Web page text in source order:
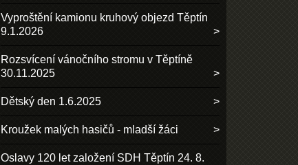
Vyproštění kamionu kruhový objezd Těptín
9.1.2026
Rozsvícení vánočního stromu v Těptíně
30.11.2025
Dětský den 1.6.2025
Kroužek malých hasičů - mladší žáci
Oslavy 120 let založení SDH Těptín 24. 8.